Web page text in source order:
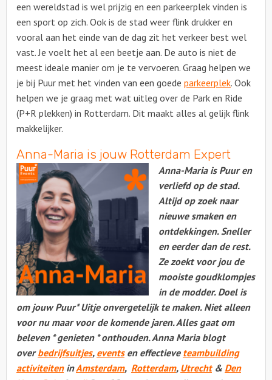
een wereldstad is wel prijzig en een parkeerplek vinden is
een sport op zich. Ook is de stad weer flink drukker en
vooral aan het einde van de dag zit het verkeer best wel
vast. Je voelt het al een beetje aan. De auto is niet de
meest ideale manier om je te vervoeren. Graag helpen we
je bij Puur met het vinden van een goede parkeerplek. Ook
helpen we je graag met wat uitleg over de Park en Ride
(P+R plekken) in Rotterdam. Dit maakt alles al gelijk flink
makkelijker.
Anna-Maria is jouw Rotterdam Expert
Anna-Maria is Puur en
verliefd op de stad.
Altijd op zoek naar
nieuwe smaken en
ontdekkingen. Sneller
en eerder dan de rest.
Ze zoekt voor jou de
mooiste goudklompjes
in de modder. Doel is
om jouw Puur* Uitje onvergetelijk te maken. Niet alleen
voor nu maar voor de komende jaren. Alles gaat om
beleven * genieten * onthouden. Anna Maria blogt
over bedrijfsuitjes, events en effectieve teambuilding
activiteiten inAmsterdam, Rotterdam, Utrecht & Den